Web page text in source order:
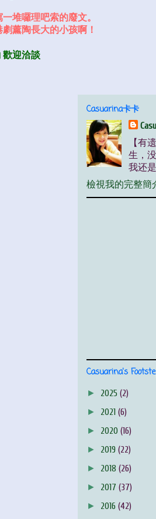
堆囉理吧索的廢文。
薰陶長大的小孩啊！
歡迎洽談
Casuarina卡卡
【有
生，
我还
檢視我的完整簡
Casuarina's
► 2025 (2)
► 2021 (6)
► 2020 (16)
► 2019 (22)
► 2018 (26)
► 2017 (37)
► 2016 (42)